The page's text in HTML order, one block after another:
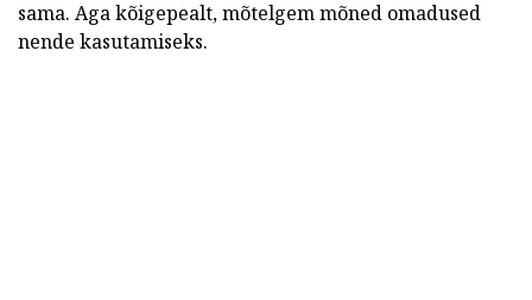
sama. Aga kõigepealt, mõtelgem mõned omadused
nende kasutamiseks.